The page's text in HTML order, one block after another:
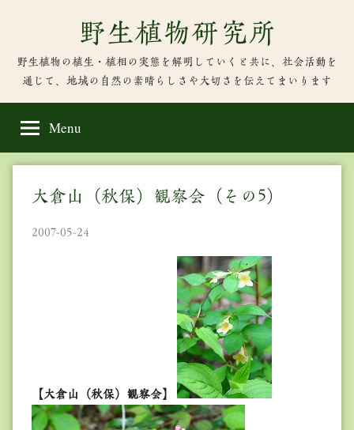
content
野生植物研究所
野生植物の植生・植相の実態を解明していくと共に、社会活動を
通じて、地域の自然の素晴らしさや大切さを伝えてまいります
Menu
大倉山（秋保）観察会（その5）
2007-05-24
【大倉山（秋保）観察会】